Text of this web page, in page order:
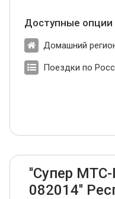
Доступные опции
Домашний
Поездки по
''Супер
082014''